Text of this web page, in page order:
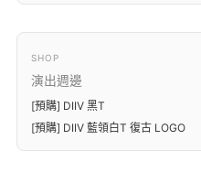
SHOP
演出週邊
[預購] DIIV 黑T
[預購] DIIV 藍領白T 復古 LOGO